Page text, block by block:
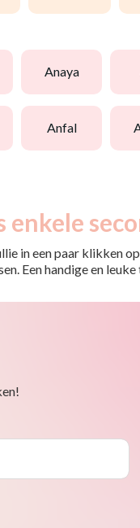
anaya
anfal
in een paar klikken
Een handige en